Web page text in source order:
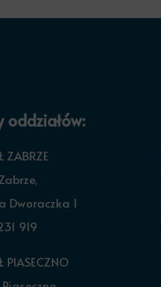
oddziałów:
ZABRZE
Dworaczka 1
919
PIASECZNO